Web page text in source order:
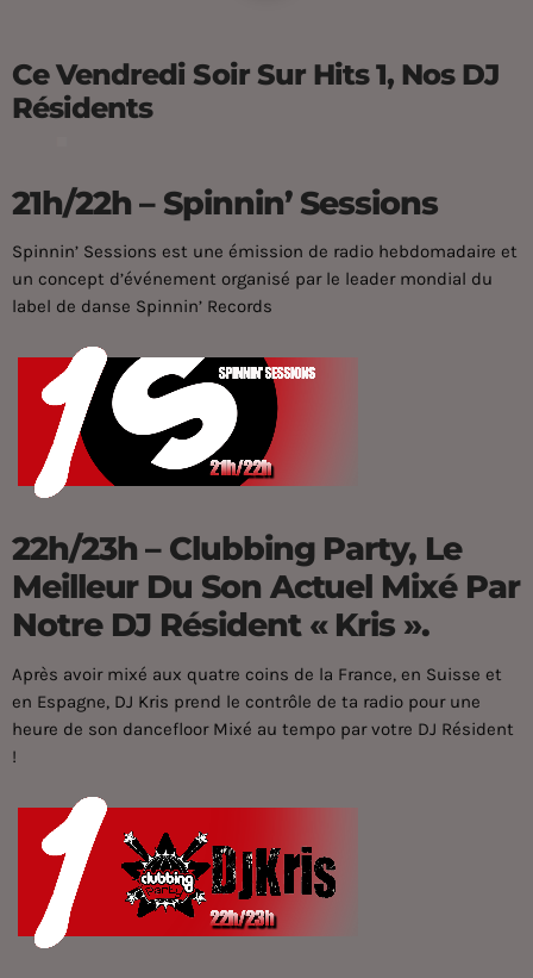
Ce Vendredi Soir Sur Hits 1, Nos DJ
Résidents
21h/22h – Spinnin’ Sessions
Spinnin’ Sessions est une émission de radio hebdomadaire et
un concept d’événement organisé par le leader mondial du
label de danse Spinnin’ Records
22h/23h – Clubbing Party, Le
Meilleur Du Son Actuel Mixé Par
Notre DJ Résident « Kris ».
Après avoir mixé aux quatre coins de la France, en Suisse et
en Espagne, DJ Kris prend le contrôle de ta radio pour une
heure de son dancefloor Mixé au tempo par votre DJ Résident
!